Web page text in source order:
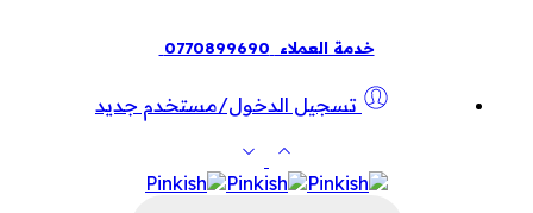
خدمة العملاء 0770899690
تسجيل الدخول/مستخدم جديد